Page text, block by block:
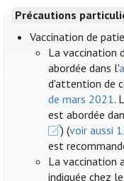
Précautions
Vaccination de
La vaccination
abordée dans l'
d'attention de
de mars 2021.
est abordée
) (voir aussi
est
La vaccination
indiquée chez